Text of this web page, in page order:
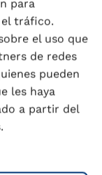
para
tráfico.
el uso que
de redes
pueden
les haya
a partir del